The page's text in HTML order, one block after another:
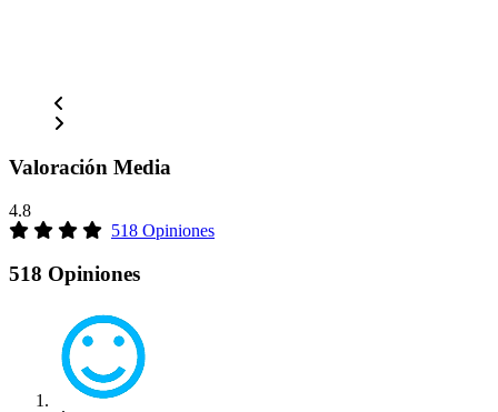
Valoración Media
4.8
518 Opiniones
518 Opiniones